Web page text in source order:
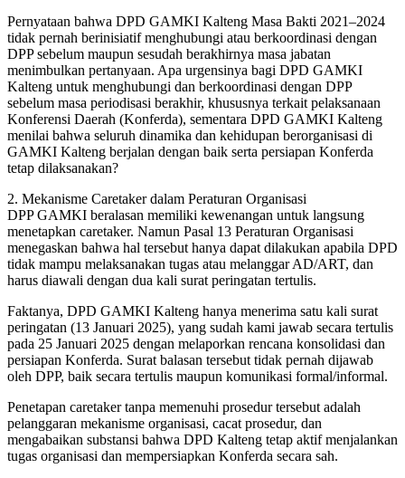
Pernyataan bahwa DPD GAMKI Kalteng Masa Bakti 2021–2024
tidak pernah berinisiatif menghubungi atau berkoordinasi dengan
DPP sebelum maupun sesudah berakhirnya masa jabatan
menimbulkan pertanyaan. Apa urgensinya bagi DPD GAMKI
Kalteng untuk menghubungi dan berkoordinasi dengan DPP
sebelum masa periodisasi berakhir, khususnya terkait pelaksanaan
Konferensi Daerah (Konferda), sementara DPD GAMKI Kalteng
menilai bahwa seluruh dinamika dan kehidupan berorganisasi di
GAMKI Kalteng berjalan dengan baik serta persiapan Konferda
tetap dilaksanakan?
2. Mekanisme Caretaker dalam Peraturan Organisasi
DPP GAMKI beralasan memiliki kewenangan untuk langsung
menetapkan caretaker. Namun Pasal 13 Peraturan Organisasi
menegaskan bahwa hal tersebut hanya dapat dilakukan apabila DPD
tidak mampu melaksanakan tugas atau melanggar AD/ART, dan
harus diawali dengan dua kali surat peringatan tertulis.
Faktanya, DPD GAMKI Kalteng hanya menerima satu kali surat
peringatan (13 Januari 2025), yang sudah kami jawab secara tertulis
pada 25 Januari 2025 dengan melaporkan rencana konsolidasi dan
persiapan Konferda. Surat balasan tersebut tidak pernah dijawab
oleh DPP, baik secara tertulis maupun komunikasi formal/informal.
Penetapan caretaker tanpa memenuhi prosedur tersebut adalah
pelanggaran mekanisme organisasi, cacat prosedur, dan
mengabaikan substansi bahwa DPD Kalteng tetap aktif menjalankan
tugas organisasi dan mempersiapkan Konferda secara sah.